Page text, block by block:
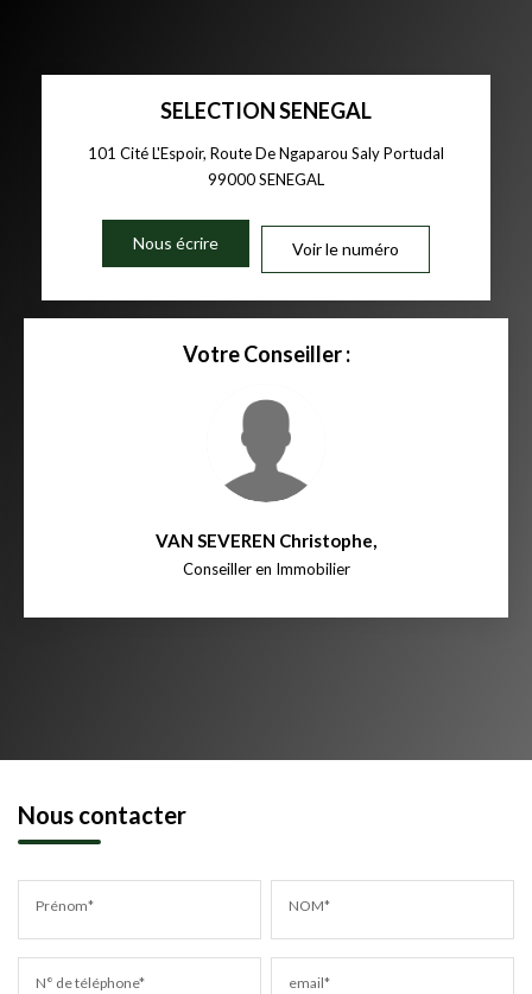
SELECTION SENEGAL
101 Cité L'Espoir, Route De Ngaparou Saly Portudal
99000SENEGAL
Nous écrire Voir le numéro
Votre Conseiller :
VAN SEVEREN Christophe,
Conseiller en Immobilier
Nous contacter
Prénom* NOM*
N° de téléphone* email*